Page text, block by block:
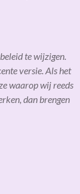
te wijzigen.
versie. Als het
waarop wij reeds
dan brengen